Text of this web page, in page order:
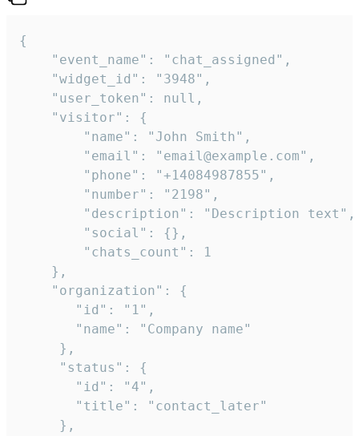
{
    "event_name": "chat_assigned",
    "widget_id": "3948",
    "user_token": null,
    "visitor": {
        "name": "John Smith",
        "email": "email@example.com",
        "phone": "+14084987855",
        "number": "2198",
        "description": "Description text",
        "social": {},
        "chats_count": 1
    },
    "organization": {
       "id": "1",
       "name": "Company name"
     },
     "status": {
       "id": "4",
       "title": "contact_later"
     },